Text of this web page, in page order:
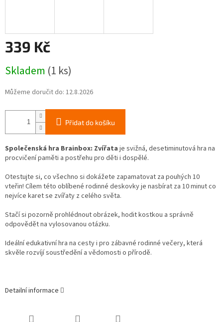
339 Kč
cena:
Skladem (1 ks)
Můžeme doručit do: 12.8.2026
Přidat do košíku
Společenská hra Brainbox: Zvířata je svižná, desetiminutová hra na
procvičení paměti a postřehu pro děti i dospělé.
Otestujte si, co všechno si dokážete zapamatovat za pouhých 10
vteřin! Cílem této oblíbené rodinné deskovky je nasbírat za 10 minut co
nejvíce karet se zvířaty z celého světa.
Stačí si pozorně prohlédnout obrázek, hodit kostkou a správně
odpovědět na vylosovanou otázku.
Ideální edukativní hra na cesty i pro zábavné rodinné večery, která
skvěle rozvíjí soustředění a vědomosti o přírodě.
Detailní informace